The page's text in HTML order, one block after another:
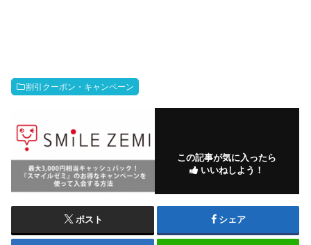
割引クーポン・キャンペーン
この記事が気に入ったら
いいねしよう！
ポスト シェア